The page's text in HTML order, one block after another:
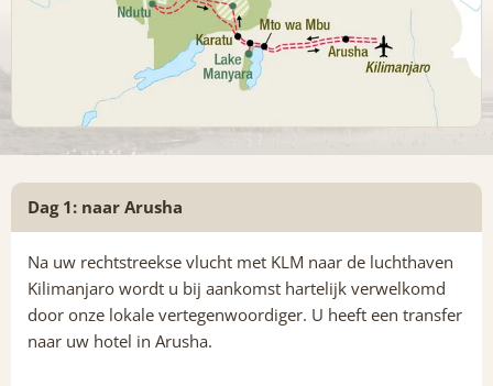
Dag 1: naar Arusha
Na uw rechtstreekse vlucht met KLM naar de luchthaven
Kilimanjaro wordt u bij aankomst hartelijk verwelkomd
door onze lokale vertegenwoordiger. U heeft een transfer
naar uw hotel in Arusha.